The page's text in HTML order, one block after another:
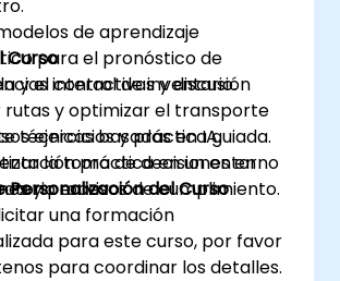
de aprendizaje
para el pronóstico de
y el control de inventario.
rutas y optimizar el transporte
técnicas basadas en IA.
la toma de decisiones en
y procesos de cumplimiento.
Curso
interactivas y discusión
ejercicios y práctica guiada.
práctica en un entorno
en vivo.
Personalización del Curso
una formación
para este curso, por favor
para coordinar los detalles.